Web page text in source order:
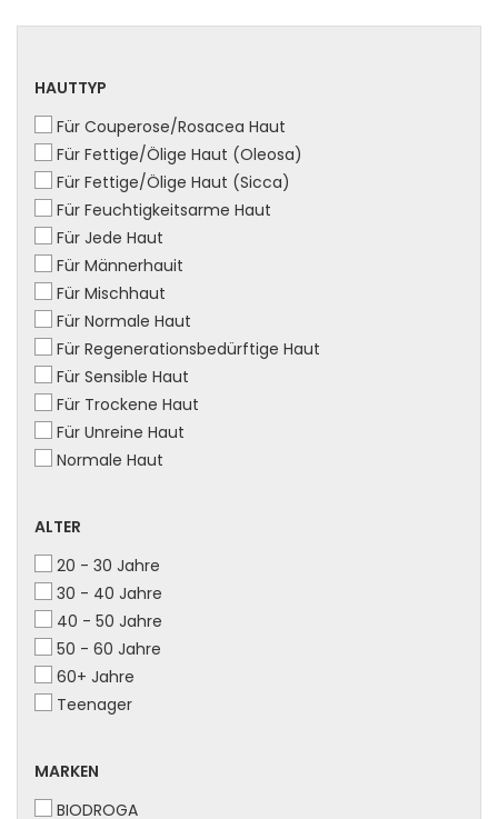
HAUTTYP
HAUTTYP
Für Couperose/Rosacea Haut
Für Fettige/Ölige Haut (Oleosa)
Für Fettige/Ölige Haut (Sicca)
Für Feuchtigkeitsarme Haut
Für Jede Haut
Für Männerhauit
Für Mischhaut
Für Normale Haut
Für Regenerationsbedürftige Haut
Für Sensible Haut
Für Trockene Haut
Für Unreine Haut
Normale Haut
ALTER
ALTER
20 - 30 Jahre
30 - 40 Jahre
40 - 50 Jahre
50 - 60 Jahre
60+ Jahre
Teenager
MARKEN
MARKEN
BIODROGA